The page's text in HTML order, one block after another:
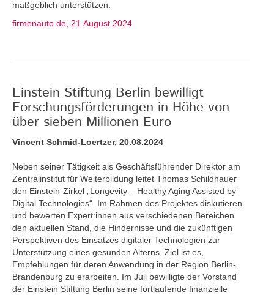
maßgeblich unterstützen.
firmenauto.de, 21.August 2024
Einstein Stiftung Berlin bewilligt
Forschungsförderungen in Höhe von
über sieben Millionen Euro
Vincent Schmid-Loertzer, 20.08.2024
Neben seiner Tätigkeit als Geschäftsführender Direktor am
Zentralinstitut für Weiterbildung leitet Thomas Schildhauer
den Einstein-Zirkel „Longevity – Healthy Aging Assisted by
Digital Technologies“. Im Rahmen des Projektes diskutieren
und bewerten Expert:innen aus verschiedenen Bereichen
den aktuellen Stand, die Hindernisse und die zukünftigen
Perspektiven des Einsatzes digitaler Technologien zur
Unterstützung eines gesunden Alterns. Ziel ist es,
Empfehlungen für deren Anwendung in der Region Berlin-
Brandenburg zu erarbeiten. Im Juli bewilligte der Vorstand
der Einstein Stiftung Berlin seine fortlaufende finanzielle